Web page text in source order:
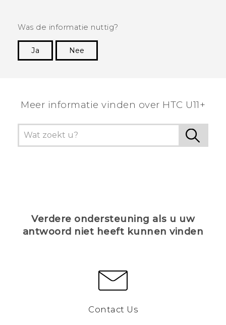
Was de informatie nuttig?
Ja
Nee
Meer informatie vinden over HTC U11+
Verdere ondersteuning als u uw
antwoord niet heeft kunnen vinden
Contact Us